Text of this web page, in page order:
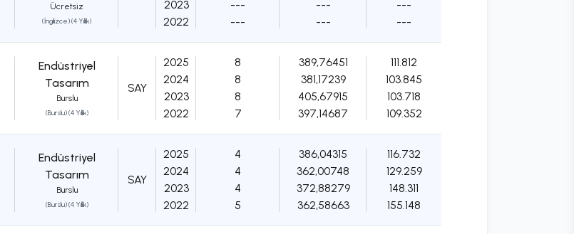
Ücretsiz
(İngilizce) (4 Yıllık)
2023
2022
---
---
---
---
---
---
Endüstriyel
Tasarım
Burslu
(Burslu) (4 Yıllık)
SAY
2025
2024
2023
2022
8
8
8
7
389,76451
381,17239
405,67915
397,14687
111.812
103.845
103.718
109.352
Endüstriyel
Tasarım
Burslu
(Burslu) (4 Yıllık)
SAY
2025
2024
2023
2022
4
4
4
5
386,04315
362,00748
372,88279
362,58663
116.732
129.259
148.311
155.148